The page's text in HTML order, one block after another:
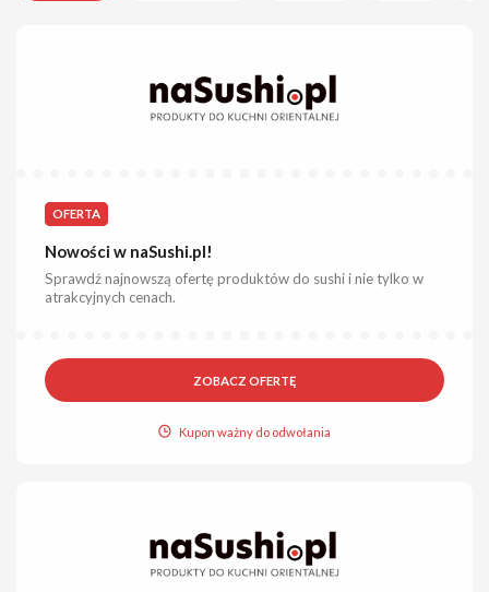
OFERTA
Nowości w naSushi.pl!
Sprawdź najnowszą ofertę produktów do sushi i nie tylko w
atrakcyjnych cenach.
ZOBACZ OFERTĘ
Kupon ważny do odwołania